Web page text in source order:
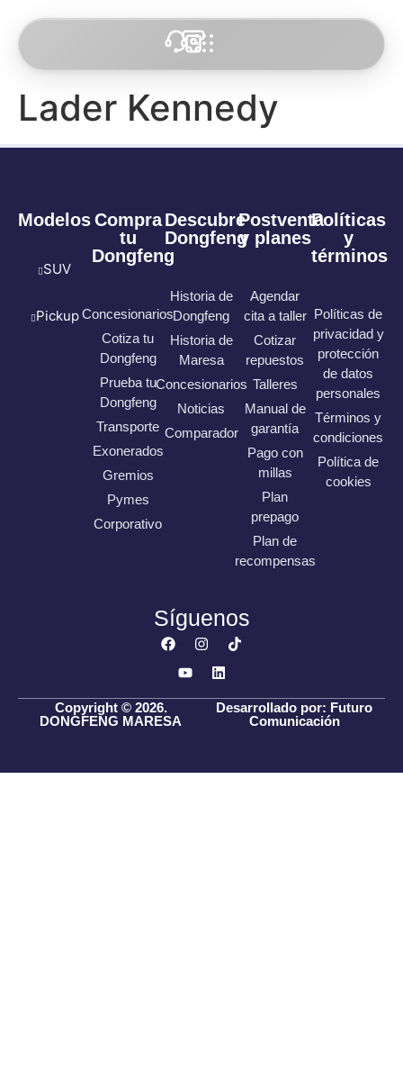
Lader Kennedy
Modelos
SUV
Pickup
Compra
tu
Dongfeng
Concesionarios
Cotiza tu
Dongfeng
Prueba tu
Dongfeng
Transporte
Exonerados
Gremios
Pymes
Corporativo
Descubre
Dongfeng
Historia de
Dongfeng
Historia de
Maresa
Concesionarios
Noticias
Comparador
Postventa
y planes
Agendar
cita a taller
Cotizar
repuestos
Talleres
Manual de
garantía
Pago con
millas
Plan
prepago
Plan de
recompensas
Políticas
y
términos
Políticas de
privacidad y
protección
de datos
personales
Términos y
condiciones
Política de
cookies
Síguenos
Copyright © 2026.
DONGFENG MARESA
Desarrollado por: Futuro
Comunicación